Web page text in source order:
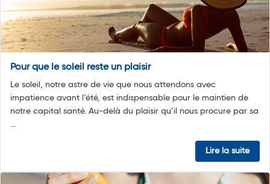
Pour que le soleil reste un plaisir
Le soleil, notre astre de vie que nous attendons avec
impatience avant l’été, est indispensable pour le maintien de
notre capital santé. Au-delà du plaisir qu’il nous procure par sa
...
Lire la suite